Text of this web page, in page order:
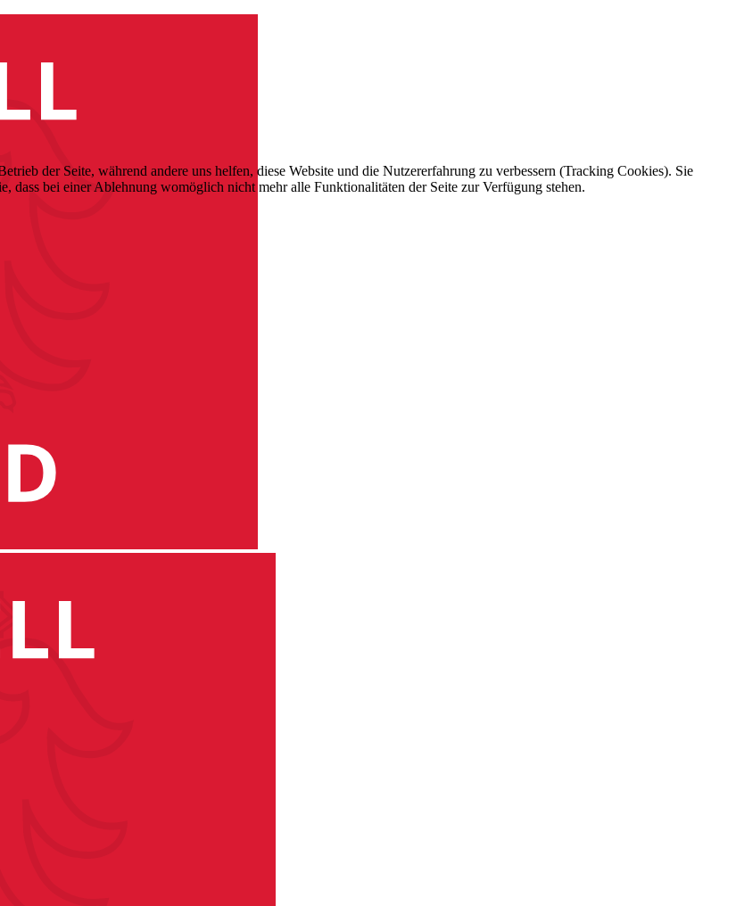
der Seite, während andere uns helfen, diese Website und die Nutzererfahrung zu verbessern (Tracking Cookies). Sie
dass bei einer Ablehnung womöglich nicht mehr alle Funktionalitäten der Seite zur Verfügung stehen.